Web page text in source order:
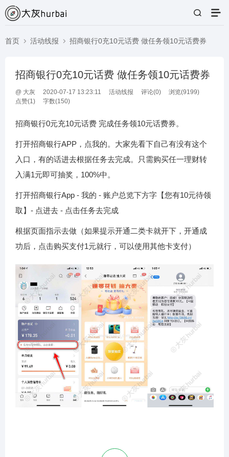
首页 活动线报 招商银行0充10元话费 做任务领10元话费券
招商银行0充10元话费 做任务领10元话费券
@ 大灰 2020-07-17 13:23:11 活动线报 评论(0)
浏览(9199)
点赞(1) 字数(150)
招商银行0元充10元话费 完成任务领10元话费券。
打开招商银行APP，点我的。大家先看下自己有没有这个
入口，有的话进去根据任务去完成。只需购买任一理财转
入满1元即可抽奖，100%中。
打开招商银行App - 我的 - 账户总览下方字【您有10元待领
取】- 点进去 - 点击任务去完成
根据页面指示去做（如果提示开通二类卡就开下，开通成
功后，点击购买支付1元就行，可以使用其他卡支付）